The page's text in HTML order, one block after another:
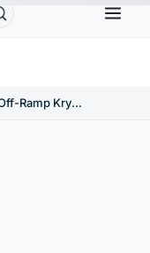
$ BNBBNB
On-Ramp und Off-Ramp Krypto: Was sie sind und wie sie funktionieren